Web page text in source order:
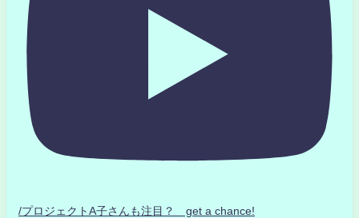
/プロジェクトA子さんも注目？ get a chance!